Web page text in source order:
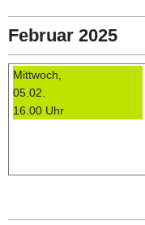
Februar 2025
Mittwoch,
05.02.
16.00 Uhr